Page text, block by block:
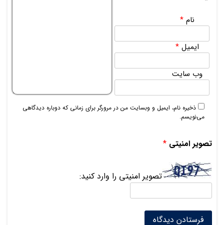
نام*
ایمیل*
وب‌ سایت
ذخیره نام، ایمیل و وبسایت من در مرورگر برای زمانی که دوباره دیدگاهی
می‌نویسم.
تصویر امنیتی *
تصویر امنیتی را وارد کنید: